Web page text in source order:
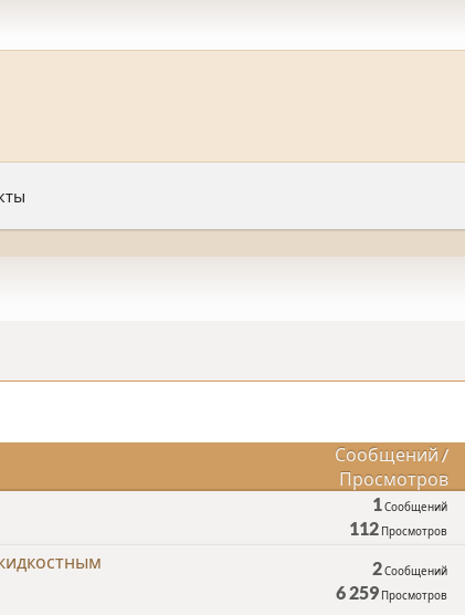
Сообщений /
Просмотров
1 Сообщений
112 Просмотров
2Сообщений
6 259 Просмотров